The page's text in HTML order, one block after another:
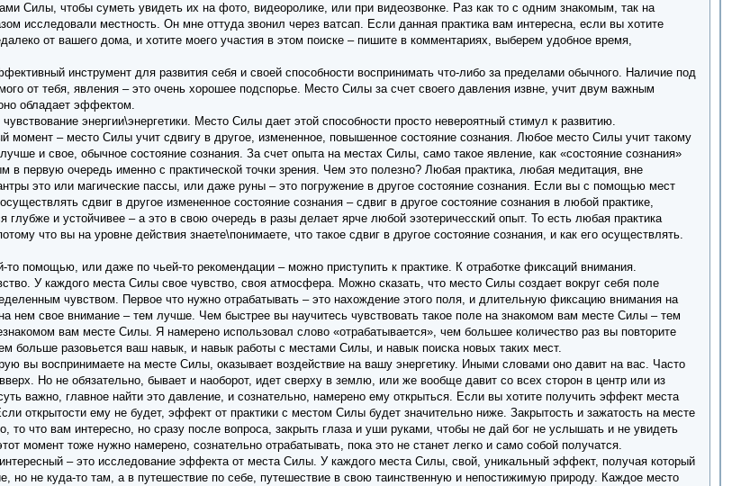
Силы, чтобы суметь увидеть их на фото, видеоролике, или при видеозвонке. Раз как то с одним знакомым, так на
исследовали местность. Он мне оттуда звонил через ватсап. Если данная практика вам интересна, если вы хотите
от вашего дома, и хотите моего участия в этом поиске – пишите в комментариях, выберем удобное время,
инструмент для развития себя и своей способности воспринимать что-либо за пределами обычного. Наличие под
от тебя, явления – это очень хорошее подспорье. Место Силы за счет своего давления извне, учит двум важным
обладает эффектом.
энергии\энергетики. Место Силы дает этой способности просто невероятный стимул к развитию.
– место Силы учит сдвигу в другое, измененное, повышенное состояние сознания. Любое место Силы учит такому
и свое, обычное состояние сознания. За счет опыта на местах Силы, само такое явление, как «состояние сознания»
в первую очередь именно с практической точки зрения. Чем это полезно? Любая практика, любая медитация, вне
это или магические пассы, или даже руны – это погружение в другое состояние сознания. Если вы с помощью мест
сдвиг в другое измененное состояние сознания – сдвиг в другое состояние сознания в любой практике,
глубже и устойчивее – а это в свою очередь в разы делает ярче любой эзотеричесский опыт. То есть любая практика
что вы на уровне действия знаете\понимаете, что такое сдвиг в другое состояние сознания, и как его осуществлять.
помощью, или даже по чьей-то рекомендации – можно приступить к практике. К отработке фиксаций внимания.
У каждого места Силы свое чувство, своя атмосфера. Можно сказать, что место Силы создает вокруг себя поле
чувством. Первое что нужно отрабатывать – это нахождение этого поля, и длительную фиксацию внимания на
свое внимание – тем лучше. Чем быстрее вы научитесь чувствовать такое поле на знакомом вам месте Силы – тем
вам месте Силы. Я намерено использовал слово «отрабатывается», чем большее количество раз вы повторите
больше разовьется ваш навык, и навык работы с местами Силы, и навык поиска новых таких мест.
вы воспринимаете на месте Силы, оказывает воздействие на вашу энергетику. Иными словами оно давит на вас. Часто
Но не обязательно, бывает и наоборот, идет сверху в землю, или же вообще давит со всех сторон в центр или из
важно, главное найти это давление, и сознательно, намерено ему открыться. Если вы хотите получить эффект места
открытости ему не будет, эффект от практики с местом Силы будет значительно ниже. Закрытость и зажатость на месте
то что вам интересно, но сразу после вопроса, закрыть глаза и уши руками, чтобы не дай бог не услышать и не увидеть
момент тоже нужно намерено, сознательно отрабатывать, пока это не станет легко и само собой получатся.
– это исследование эффекта от места Силы. У каждого места Силы, свой, уникальный эффект, получая который
но не куда-то там, а в путешествие по себе, путешествие в свою таинственную и непостижимую природу. Каждое место